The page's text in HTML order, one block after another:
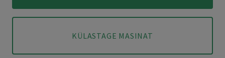
KÜLASTAGE MASINAT